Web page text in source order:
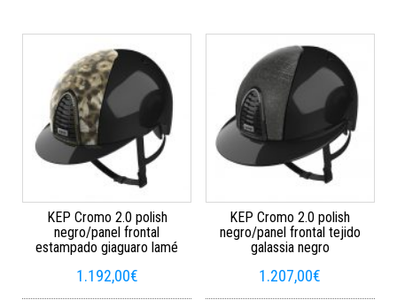
KEP Cromo 2.0 polish
negro/panel frontal
estampado giaguaro lamé
1.192,00€
KEP Cromo 2.0 polish
negro/panel frontal tejido
galassia negro
1.207,00€